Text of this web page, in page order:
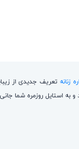
زنانه تعریف جدیدی از
به استایل روزمره شما